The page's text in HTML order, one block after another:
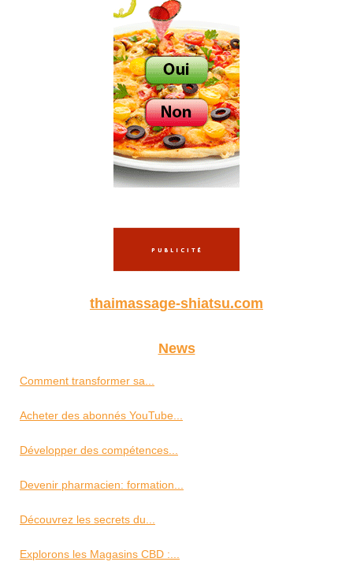
thaimassage-shiatsu.com
News
Comment transformer sa...
Acheter des abonnés YouTube...
Développer des compétences...
Devenir pharmacien: formation...
Découvrez les secrets du...
Explorons les Magasins CBD :...